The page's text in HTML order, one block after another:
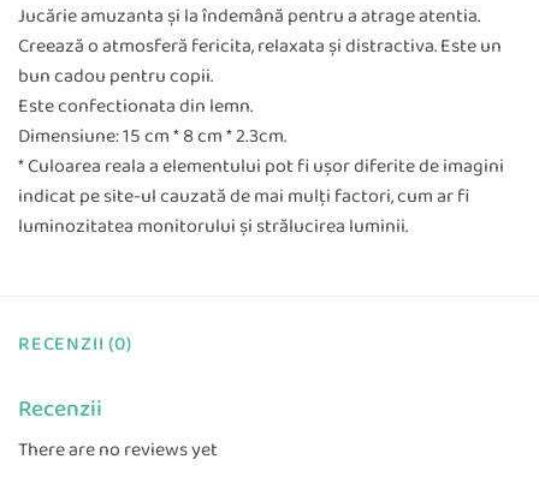
Jucărie amuzanta şi la îndemână pentru a atrage atentia.
Creează o atmosferă fericita, relaxata şi distractiva. Este un
bun cadou pentru copii.
Este confectionata din lemn.
Dimensiune: 15 cm * 8 cm * 2.3cm.
* Culoarea reala a elementului pot fi uşor diferite de imagini
indicat pe site-ul cauzată de mai mulţi factori, cum ar fi
luminozitatea monitorului şi strălucirea luminii.
RECENZII (0)
Recenzii
There are no reviews yet